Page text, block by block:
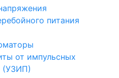
питания
от импульсных
(УЗИП)